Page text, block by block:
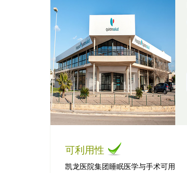
可利用性
凯龙医院集团睡眠医学与手术可用